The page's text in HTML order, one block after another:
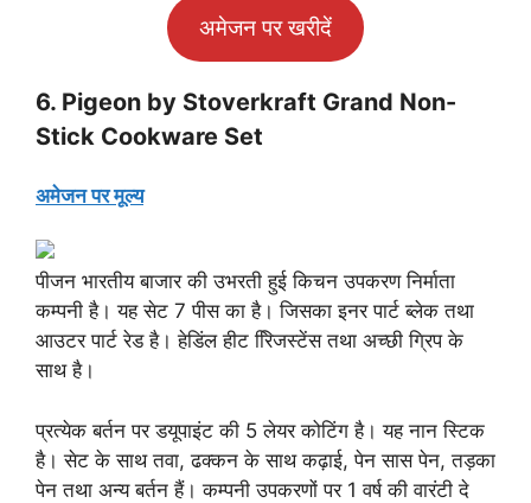
अमेजन पर खरीदें
6. Pigeon by Stoverkraft Grand Non-
Stick Cookware Set
अमेजन पर मूल्य
पीजन भारतीय बाजार की उभरती हुई किचन उपकरण निर्माता
कम्पनी है। यह सेट 7 पीस का है। जिसका इनर पार्ट ब्लेक तथा
आउटर पार्ट रेड है। हेडिंल हीट रििजस्टेंस तथा अच्छी ग्रिप के
साथ है।
प्रत्येक बर्तन पर डयूपाइंट की 5 लेयर कोटिंग है। यह नान स्टिक
है। सेट के साथ तवा, ढक्कन के साथ कढ़ाई, पेन सास पेन, तड़का
पेन तथा अन्य बर्तन हैं। कम्पनी उपकरणों पर 1 वर्ष की वारंटी दे